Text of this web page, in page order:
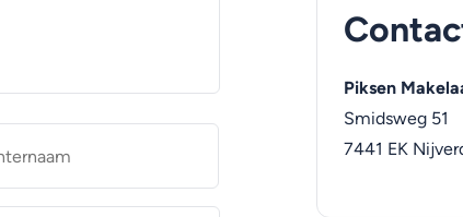
Piksen
Smidsweg 51
7441 EK